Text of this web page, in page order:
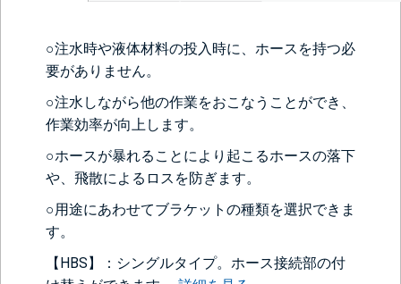
○注水時や液体材料の投入時に、ホースを持つ必
要がありません。
○注水しながら他の作業をおこなうことができ、
作業効率が向上します。
○ホースが暴れることにより起こるホースの落下
や、飛散によるロスを防ぎます。
○用途にあわせてブラケットの種類を選択できま
す。
【HBS】：シングルタイプ。ホース接続部の付